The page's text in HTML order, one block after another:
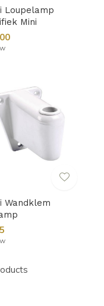
Loupelamp
Mini
Wandklem